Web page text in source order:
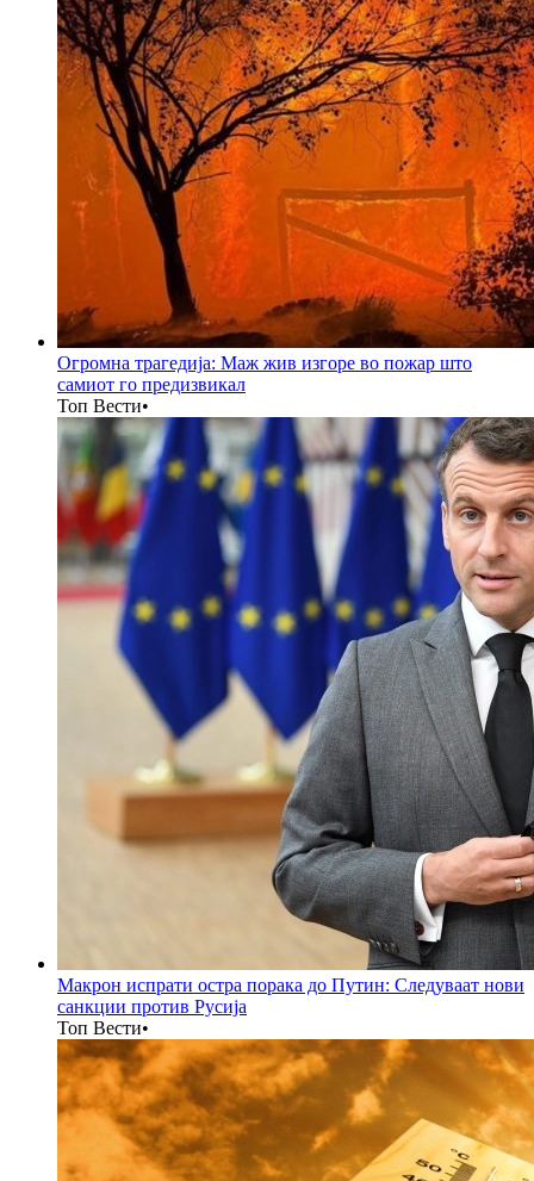
Огромна трагедија: Маж жив изгоре во пожар што
самиот го предизвикал
Топ Вести•
Макрон испрати остра порака до Путин: Следуваат нови
санкции против Русија
Топ Вести•